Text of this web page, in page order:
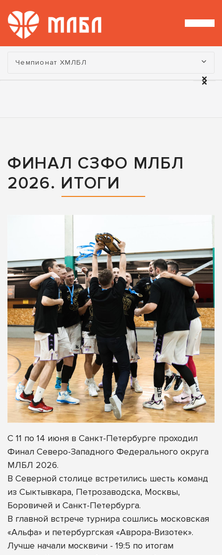
Турнир:
Чемпионат ХМЛБЛ
ФИНАЛ СЗФО МЛБЛ
2026. ИТОГИ
С 11 по 14 июня в Санкт-Петербурге проходил
Финал Северо-Западного Федерального округа
МЛБЛ 2026.
В Северной столице встретились шесть команд
из Сыктывкара, Петрозаводска, Москвы,
Боровичей и Санкт-Петербурга.
В главной встрече турнира сошлись московская
«Альфа» и петербургская «Аврора-Визотек».
Лучше начали москвичи - 19:5 по итогам